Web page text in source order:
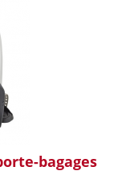
bagages